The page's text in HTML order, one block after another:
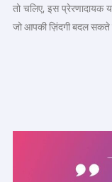
तो चलिए, इस प्रेरणादायक
जो आपकी ज़िंदगी बदल सकते